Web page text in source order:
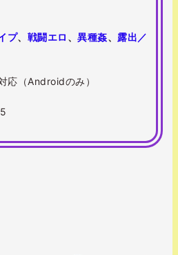
プ、 戦闘エロ 、異種姦、 露出／
応（Androidのみ）